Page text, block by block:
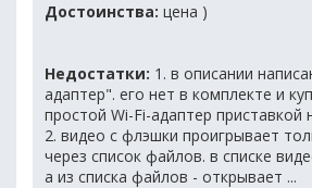
Достоинства: цена )
Недостатки: 1. в описании
адаптер". его нет в комплекте и
простой Wi-Fi-адаптер приставкой
2. видео с флэшки проигрывает
через список файлов. в списке
а из списка файлов - открывает ...